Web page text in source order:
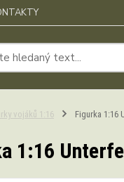
vojáků 1:16 Figurka 1:16
1:16